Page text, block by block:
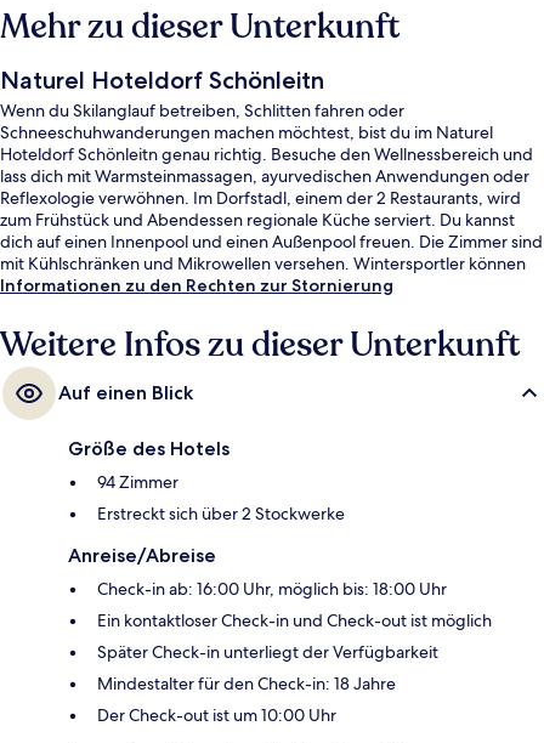
Mehr zu dieser Unterkunft
Naturel Hoteldorf Schönleitn
Wenn du Skilanglauf betreiben, Schlitten fahren oder
Schneeschuhwanderungen machen möchtest, bist du im Naturel
Hoteldorf Schönleitn genau richtig. Besuche den Wellnessbereich und
lass dich mit Warmsteinmassagen, ayurvedischen Anwendungen oder
Reflexologie verwöhnen. Im Dorfstadl, einem der 2 Restaurants, wird
zum Frühstück und Abendessen regionale Küche serviert. Du kannst
dich auf einen Innenpool und einen Außenpool freuen. Die Zimmer sind
mit Kühlschränken und Mikrowellen versehen. Wintersportler können
sich auf einen kostenlosen Ski-Shuttle freuen und profitieren außerdem
Informationen zu den Rechten zur Stornierung
Weitere Infos zu dieser Unterkunft
Auf einen Blick
Größe des Hotels
94 Zimmer
Erstreckt sich über 2 Stockwerke
Anreise/Abreise
Check-in ab: 16:00 Uhr, möglich bis: 18:00 Uhr
Ein kontaktloser Check-in und Check-out ist möglich
Später Check-in unterliegt der Verfügbarkeit
Mindestalter für den Check-in: 18 Jahre
Der Check-out ist um 10:00 Uhr